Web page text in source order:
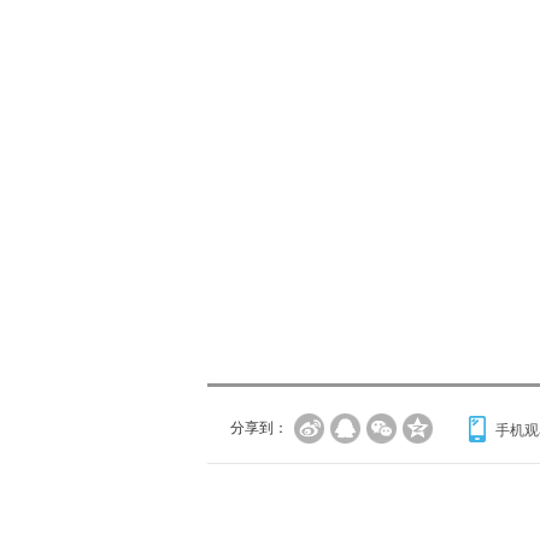
分享到： 手机